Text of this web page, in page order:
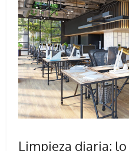
Limpieza diaria: